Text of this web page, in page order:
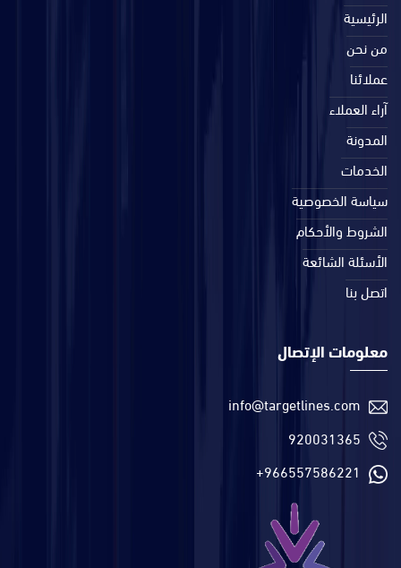
الرئيسية
من نحن
عملائنا
آراء العملاء
المدونة
الخدمات
سياسة الخصوصية
الشروط والأحكام
الأسئلة الشائعة
اتصل بنا
معلومات الإتصال
info@targetlines.com
920031365
+966557586221